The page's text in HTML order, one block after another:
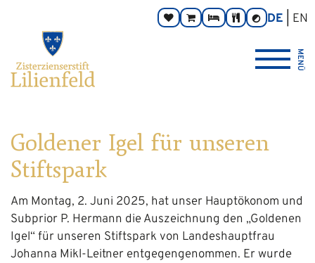
SpendenOnline-ZimmerTaverneKontrast
umschalten
DE
EN
Zisterzienserstift
Lilienfeld
verlinkt
MENÜ
Goldener Igel für unseren
Stiftspark
Am Montag, 2. Juni 2025, hat unser Hauptökonom und
Subprior P. Hermann die Auszeichnung den „Goldenen
Igel“ für unseren Stiftspark von Landeshauptfrau
Johanna Mikl-Leitner entgegengenommen. Er wurde